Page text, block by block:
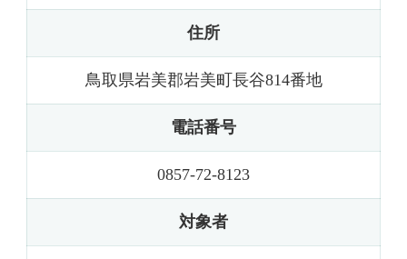
住所
鳥取県岩美郡岩美町長谷814番地
電話番号
0857-72-8123
対象者